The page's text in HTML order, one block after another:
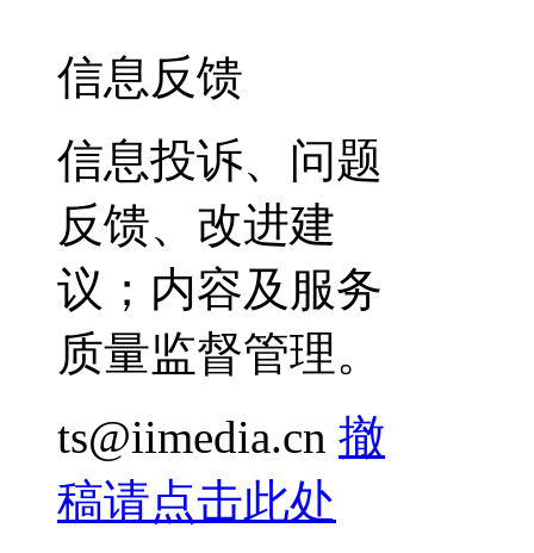
信息反馈
信息投诉、问题
反馈、改进建
议；内容及服务
质量监督管理。
ts@iimedia.cn 撤
稿请点击此处